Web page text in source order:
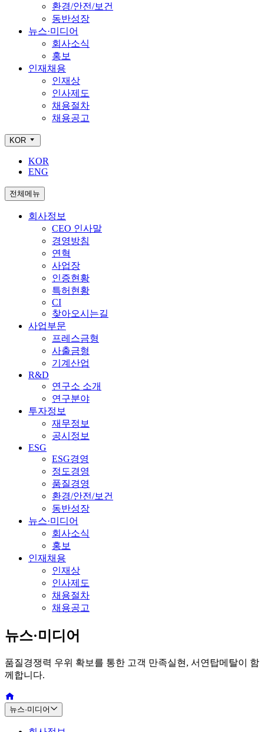
환경/안전/보건
동반성장
뉴스·미디어
회사소식
홍보
인재채용
인재상
인사제도
채용절차
채용공고
KOR
KOR
ENG
전체메뉴
회사정보
CEO 인사말
경영방침
연혁
사업장
인증현황
특허현황
CI
찾아오시는길
사업부문
프레스금형
사출금형
기계산업
R&D
연구소 소개
연구분야
투자정보
재무정보
공시정보
ESG
ESG경영
정도경영
품질경영
환경/안전/보건
동반성장
뉴스·미디어
회사소식
홍보
인재채용
인재상
인사제도
채용절차
채용공고
뉴스·미디어
품질경쟁력 우위 확보를 통한 고객 만족실현, 서연탑메탈이 함
께합니다.
뉴스·미디어